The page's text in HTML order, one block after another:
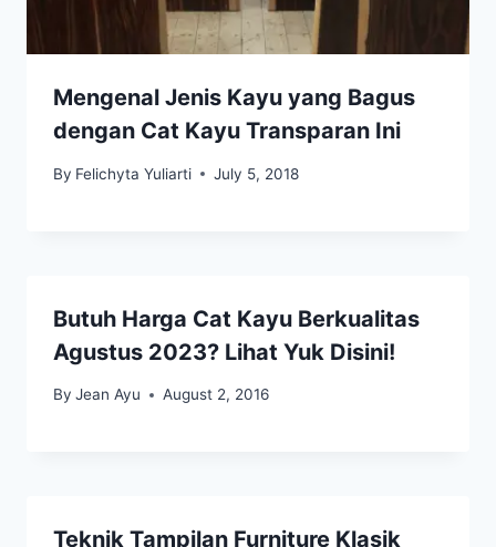
Mengenal Jenis Kayu yang Bagus
dengan Cat Kayu Transparan Ini
By Felichyta Yuliarti July 5, 2018
Butuh Harga Cat Kayu Berkualitas
Agustus 2023? Lihat Yuk Disini!
By Jean Ayu August 2, 2016
Teknik Tampilan Furniture Klasik